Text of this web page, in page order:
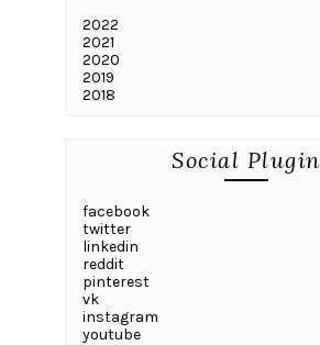
2022
2021
2020
2019
2018
Social Plugin
facebook
twitter
linkedin
reddit
pinterest
vk
instagram
youtube